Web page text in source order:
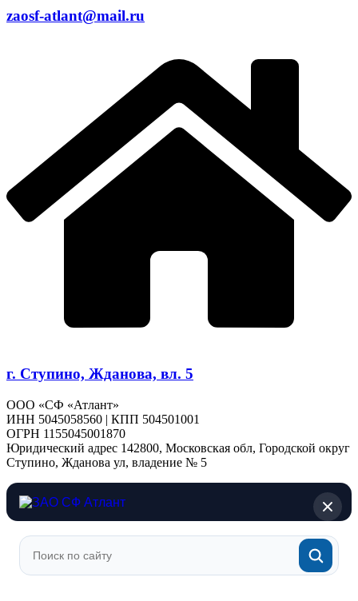
zaosf-atlant@mail.ru
г. Ступино, Жданова, вл. 5
ООО «СФ «Атлант»
ИНН 5045058560 | КПП 504501001
ОГРН 1155045001870
Юридический адрес 142800, Московская обл, Городской округ
Ступино, Жданова ул, владение № 5